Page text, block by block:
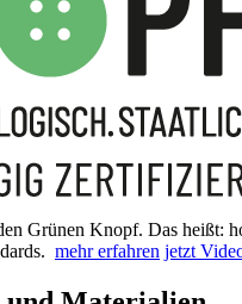
Grünen Knopf. Das heißt:
mehr erfahren jetzt